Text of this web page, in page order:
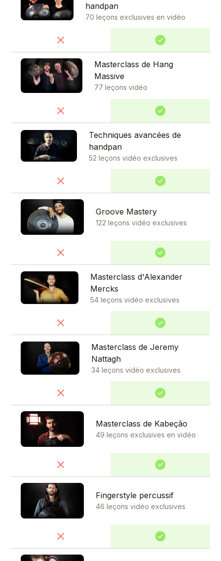
handpan
70 leçons exclusives en vidéo
Masterclass de Hang
Massive
77 leçons vidéo
Techniques avancées de
handpan
52 leçons vidéo exclusives
Groove Mastery
122 leçons vidéo exclusives
Masterclass d'Alexander
Mercks
54 leçons vidéo exclusives
Masterclass de Jeremy
Nattagh
34 leçons vidéo exclusives
Masterclass de Kabeção
49 leçons exclusives en vidéo
Fingerstyle percussif
46 leçons vidéo exclusives